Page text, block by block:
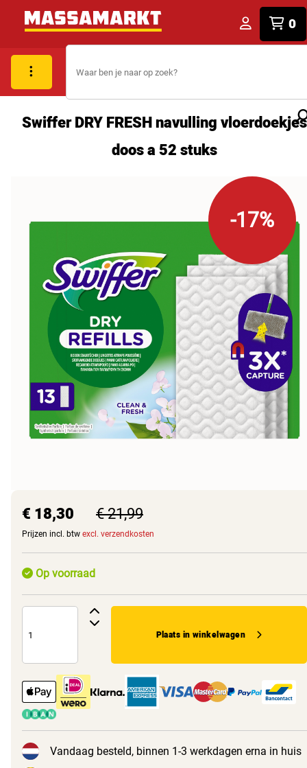
0
Swiffer DRY FRESH navulling vloerdoekjes
doos a 52 stuks
-17%
€ 18,30 € 21,99
Prijzen incl. btw excl. verzendkosten
Op voorraad
Plaats in winkelwagen
Vandaag besteld, binnen 1-3 werkdagen erna in huis